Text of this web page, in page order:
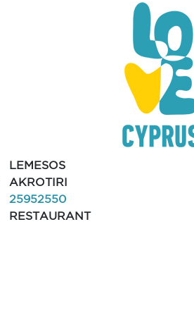
LEMESOS
AKROTIRI
25952550
RESTAURANT